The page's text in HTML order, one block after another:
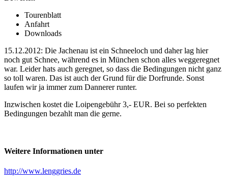
Tourenblatt
Anfahrt
Downloads
15.12.2012: Die Jachenau ist ein Schneeloch und daher lag hier
noch gut Schnee, während es in München schon alles weggeregnet
war. Leider hats auch geregnet, so dass die Bedingungen nicht ganz
so toll waren. Das ist auch der Grund für die Dorfrunde. Sonst
laufen wir ja immer zum Dannerer runter.
Inzwischen kostet die Loipengebühr 3,- EUR. Bei so perfekten
Bedingungen bezahlt man die gerne.
Weitere Informationen unter
http://www.lenggries.de